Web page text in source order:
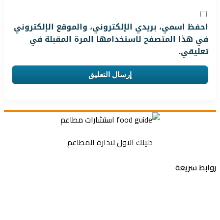
احفظ اسمي، بريدي الإلكتروني، والموقع الإلكتروني
في هذا المتصفح لاستخدامها المرة المقبلة في
تعليقي.
دليلك الاول لادارة المطاعم
روابط سريعة